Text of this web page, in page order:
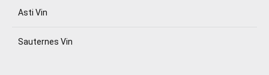
Asti Vin
Sauternes Vin